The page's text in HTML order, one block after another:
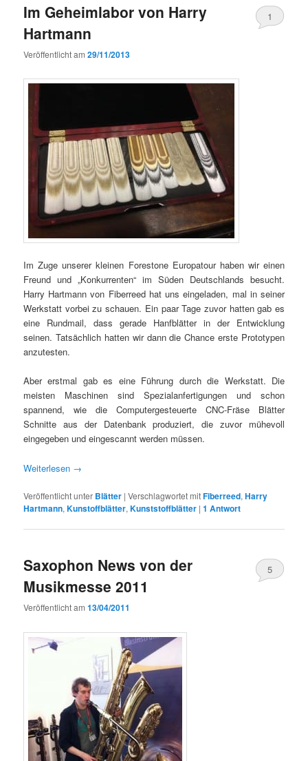
Im Geheimlabor von Harry
Hartmann
Veröffentlicht am29/11/2013
1
Im Zuge unserer kleinen Forestone Europatour haben wir einen
Freund und „Konkurrenten“ im Süden Deutschlands besucht.
Harry Hartmann von Fiberreed hat uns eingeladen, mal in seiner
Werkstatt vorbei zu schauen. Ein paar Tage zuvor hatten gab es
eine Rundmail, dass gerade Hanfblätter in der Entwicklung
seinen. Tatsächlich hatten wir dann die Chance erste Prototypen
anzutesten.
Aber erstmal gab es eine Führung durch die Werkstatt. Die
meisten Maschinen sind Spezialanfertigungen und schon
spannend, wie die Computergesteuerte CNC-Fräse Blätter
Schnitte aus der Datenbank produziert, die zuvor mühevoll
eingegeben und eingescannt werden müssen.
Weiterlesen →
Veröffentlicht unter Blätter |Verschlagwortet mitFiberreed,Harry
Hartmann,Kunstoffblätter,Kunststoffblätter |1 Antwort
Saxophon News von der
Musikmesse 2011
Veröffentlicht am13/04/2011
5